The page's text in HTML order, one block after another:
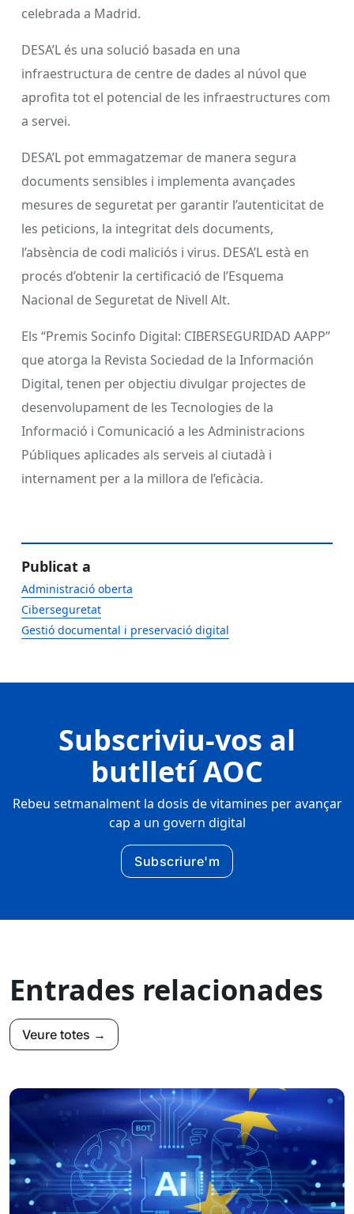
celebrada a Madrid.
DESA’L és una solució basada en una
infraestructura de centre de dades al núvol que
aprofita tot el potencial de les infraestructures com
a servei.
DESA’L pot emmagatzemar de manera segura
documents sensibles i implementa avançades
mesures de seguretat per garantir l’autenticitat de
les peticions, la integritat dels documents,
l’absència de codi maliciós i virus. DESA’L està en
procés d’obtenir la certificació de l’Esquema
Nacional de Seguretat de Nivell Alt.
Els “Premis Socinfo Digital: CIBERSEGURIDAD AAPP”
que atorga la Revista Sociedad de la Información
Digital, tenen per objectiu divulgar projectes de
desenvolupament de les Tecnologies de la
Informació i Comunicació a les Administracions
Públiques aplicades als serveis al ciutadà i
internament per a la millora de l’eficàcia.
Publicat a
Administració oberta
Ciberseguretat
Gestió documental i preservació digital
Subscriviu-vos al
butlletí AOC
Rebeu setmanalment la dosis de vitamines per avançar
cap a un govern digital
Subscriure'm
Entrades relacionades
Veure totes →